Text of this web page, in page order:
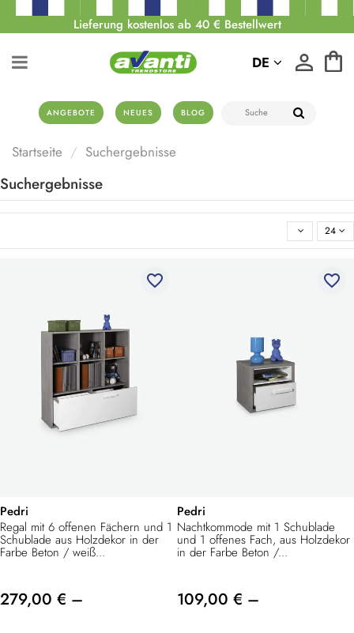
Lieferung kostenlos ab 40 € Bestellwert
ANGEBOTE NEUES BLOG
DE
Startseite Suchergebnisse
Suchergebnisse
24
favorite_border
Pedri
Regal mit 6 offenen Fächern und 1
Schublade aus Holzdekor in der
Farbe Beton / weiß...
279,00 € –
favorite_border
Pedri
Nachtkommode mit 1 Schublade
und 1 offenes Fach, aus Holzdekor
in der Farbe Beton /...
109,00 € –